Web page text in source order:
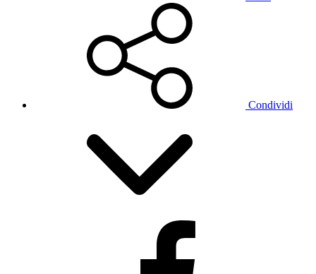
Condividi